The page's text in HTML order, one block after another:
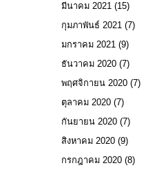
มีนาคม 2021 (15)
กุมภาพันธ์ 2021 (7)
มกราคม 2021 (9)
ธันวาคม 2020 (7)
พฤศจิกายน 2020 (7)
ตุลาคม 2020 (7)
กันยายน 2020 (7)
สิงหาคม 2020 (9)
กรกฎาคม 2020 (8)